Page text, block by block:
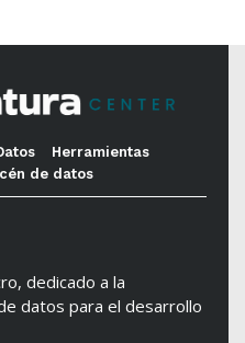
Herramientas
de datos
dedicado a la
datos para el desarrollo